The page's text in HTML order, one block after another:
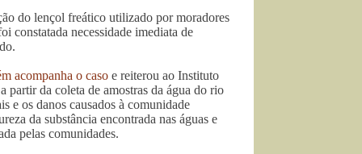
do lençol freático utilizado por moradores
constatada necessidade imediata de
acompanha o casoe reiterou ao Instituto
partir da coleta de amostras da água do rio
e os danos causados à comunidade
da substância encontrada nas águas e
pelas comunidades.